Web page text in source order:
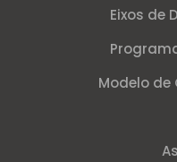
Eixos de
Modelo de